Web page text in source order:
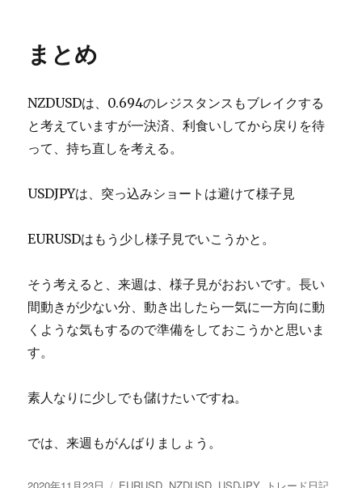
まとめ
NZDUSDは、0.694のレジスタンスもブレイクする
と考えていますが一決済、利食いしてから戻りを待
って、持ち直しを考える。
USDJPYは、突っ込みショートは避けて様子見
EURUSDはもう少し様子見でいこうかと。
そう考えると、来週は、様子見がおおいです。長い
間動きが少ない分、動き出したら一気に一方向に動
くような気もするので準備をしておこうかと思いま
す。
素人なりに少しでも儲けたいですね。
では、来週もがんばりましょう。
投 カ